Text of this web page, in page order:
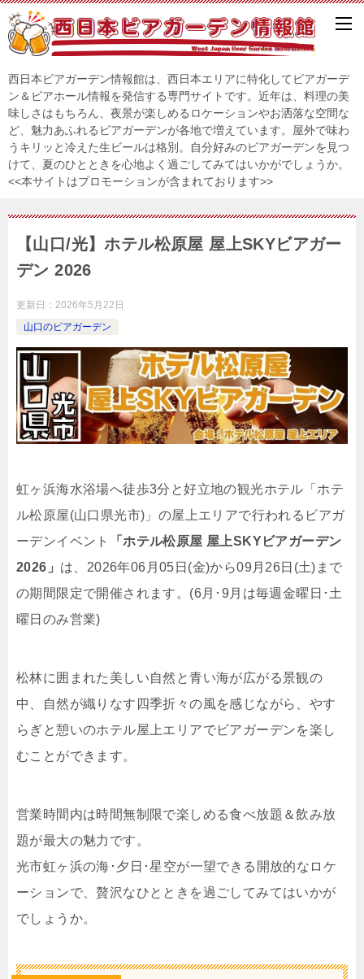
西日本ビアガーデン情報館は、西日本エリアに特化してビアガーデ
ン＆ビアホール情報を発信する専門サイトです。近年は、料理の美
味しさはもちろん、夜景が楽しめるロケーションやお洒落な空間な
ど、魅力あふれるビアガーデンが各地で増えています。屋外で味わ
うキリッと冷えた生ビールは格別。自分好みのビアガーデンを見つ
けて、夏のひとときを心地よく過ごしてみてはいかがでしょうか。
<<本サイトはプロモーションが含まれております>>
【山口/光】ホテル松原屋 屋上SKYビアガー
デン 2026
更新日： 2026年5月22日
山口のビアガーデン
虹ヶ浜海水浴場へ徒歩3分と好立地の観光ホテル「ホテ
ル松原屋(山口県光市)」の屋上エリアで行われるビアガ
ーデンイベント
「ホテル松原屋 屋上SKYビアガーデン
2026」 は、2026年06月05日(金)から09月26日(土)まで
の期間限定で開催されます。(6月･9月は毎週金曜日･土
曜日のみ営業)
松林に囲まれた美しい自然と青い海が広がる景観の
中、自然が織りなす四季折々の風を感じながら、やす
らぎと憩いのホテル屋上エリアでビアガーデンを楽し
むことができます。
営業時間内は時間無制限で楽しめる食べ放題＆飲み放
題が最大の魅力です。
光市虹ヶ浜の海･夕日･星空が一望できる開放的なロケ
ーションで、贅沢なひとときを過ごしてみてはいかが
でしょうか。